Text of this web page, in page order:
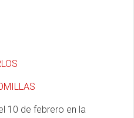
10 de febrero en la